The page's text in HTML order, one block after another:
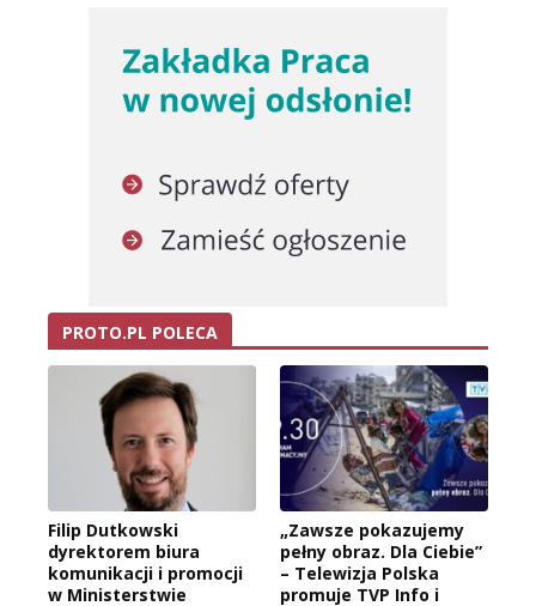
PROTO.PL POLECA
Filip Dutkowski
dyrektorem biura
komunikacji i promocji
w Ministerstwie
„Zawsze pokazujemy
pełny obraz. Dla Ciebie”
– Telewizja Polska
promuje TVP Info i